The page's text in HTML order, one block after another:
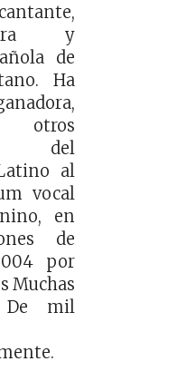
y
de
Ha
del
al
vocal
en
de
por
Muchas
mil